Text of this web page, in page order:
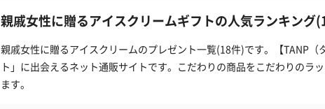
親戚女性に贈るアイスクリームギフトの人気ランキング
親戚女性に贈るアイスクリームのプレゼント一覧(18件)です。【TANP（
ト」に出会えるネット通販サイトです。こだわりの商品をこだわりのラ
ます。